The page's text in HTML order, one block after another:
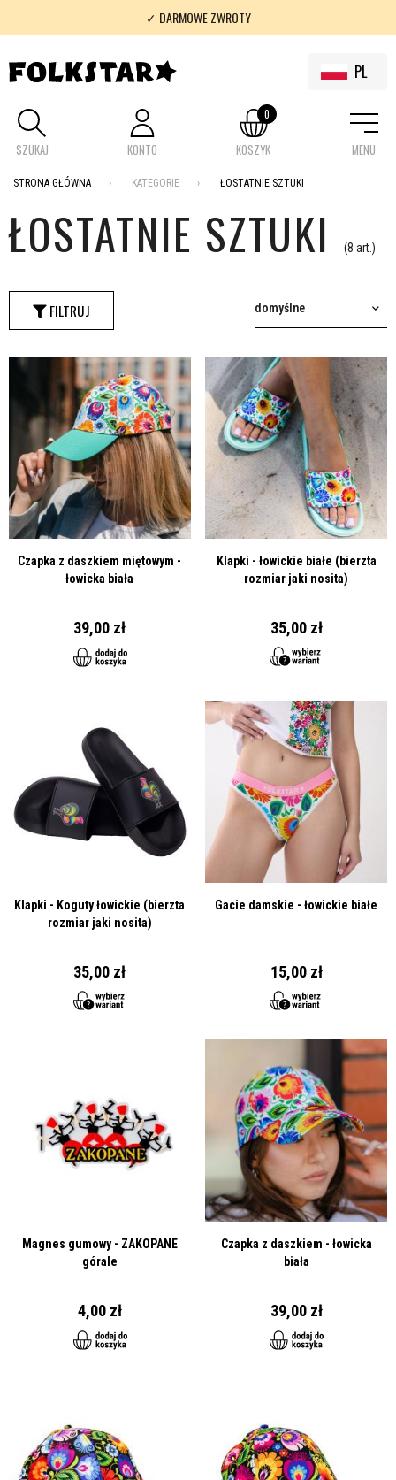
✓ DARMOWE ZWROTY
✓ 100% FOLKLOR
PL
SZUKAJ KONTO KOSZYK
0
MENU
STRONA GŁÓWNA KATEGORIE ŁOSTATNIE SZTUKI
ŁOSTATNIE SZTUKI (8 art.)
FILTRUJ domyślne
Czapka z daszkiem miętowym -
łowicka biała
39,00 zł
Klapki - łowickie białe (bierzta
rozmiar jaki nosita)
35,00 zł
Klapki - Koguty łowickie (bierzta
rozmiar jaki nosita)
35,00 zł
Gacie damskie - łowickie białe
15,00 zł
Magnes gumowy - ZAKOPANE
górale
4,00 zł
Czapka z daszkiem - łowicka
biała
39,00 zł